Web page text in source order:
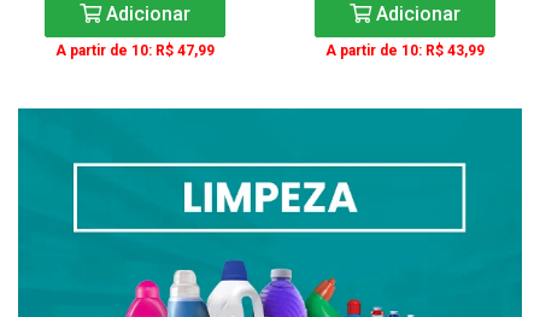
Adicionar
A partir de 10: R$ 47,99
Adicionar
A partir de 10: R$ 43,99